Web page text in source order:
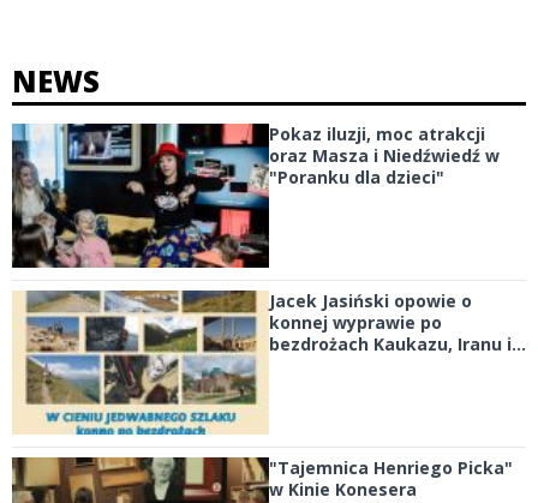
NEWS
Pokaz iluzji, moc atrakcji
oraz Masza i Niedźwiedź w
"Poranku dla dzieci"
Jacek Jasiński opowie o
konnej wyprawie po
bezdrożach Kaukazu, Iranu i...
"Tajemnica Henriego Picka"
w Kinie Konesera